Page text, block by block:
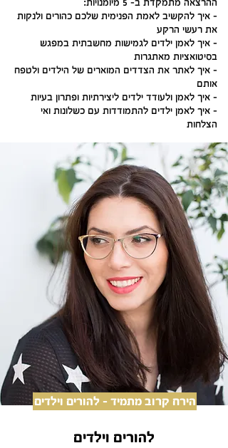
ההרצאה מתמקדת ב- 5 מיומנויות:
- איך להקשיב לאמת הפנימית שלכם כהורים ולנקות
את רעשי הרקע
- איך לאמן ילדים לגמישות מחשבתית במפגש
בסיטואציות מאתגרות
- איך לאתר את הצדדים המוארים של הילדים ולטפח
אותם
- איך לאמן ולעודד ילדים ליצירתיות ופתרון בעיות
- איך לאמן ילדים להתמודדות עם כשלונות ואי
הצלחות
הירח קרוב מתמיד - להורים וילדים
להורים וילדים